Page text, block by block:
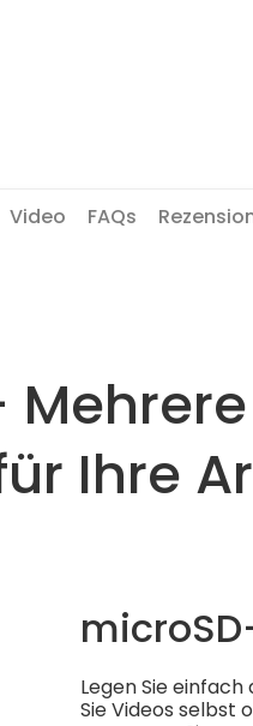
Video FAQs
Mehrere
Ihre
Legen Sie
Sie Videos selbst